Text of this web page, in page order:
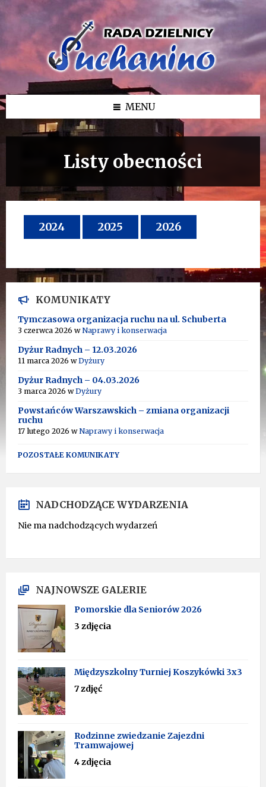
Przejdź
Przejdź
bocznego
Przejdź
MENU
Listy obecności
2024 2025 2026
KOMUNIKATY
Tymczasowa organizacja ruchu na ul. Schuberta
3 czerwca 2026 wNaprawy i konserwacja
Dyżur Radnych – 12.03.2026
11 marca 2026 wDyżury
Dyżur Radnych – 04.03.2026
3 marca 2026 wDyżury
Powstańców Warszawskich – zmiana organizacji
ruchu
17 lutego 2026 wNaprawy i konserwacja
POZOSTAŁE KOMUNIKATY
NADCHODZĄCE WYDARZENIA
Nie ma nadchodzących wydarzeń
NAJNOWSZE GALERIE
Pomorskie dla Seniorów 2026
3 zdjęcia
Międzyszkolny Turniej Koszykówki 3x3
7 zdjęć
Rodzinne zwiedzanie Zajezdni
Tramwajowej
4 zdjęcia